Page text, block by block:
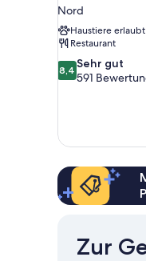
Nord
Haustiere erlaubt
Restaurant
8.4
von
591
Bewertungen
8,4 Sehr gut
591
Zur